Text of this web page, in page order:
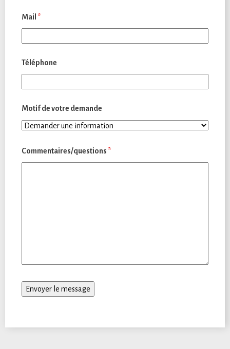
Mail *
Téléphone
Motif de votre demande
Commentaires/questions *